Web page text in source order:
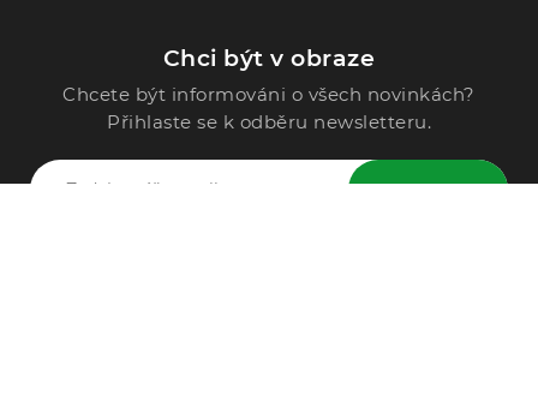
Chci být v obraze
Chcete být informováni o všech novinkách?
Přihlaste se k odběru newsletteru.
ODESLAT